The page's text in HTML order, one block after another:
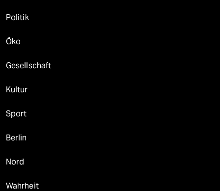
Politik
Öko
Gesellschaft
Kultur
Sport
Berlin
Nord
Wahrheit